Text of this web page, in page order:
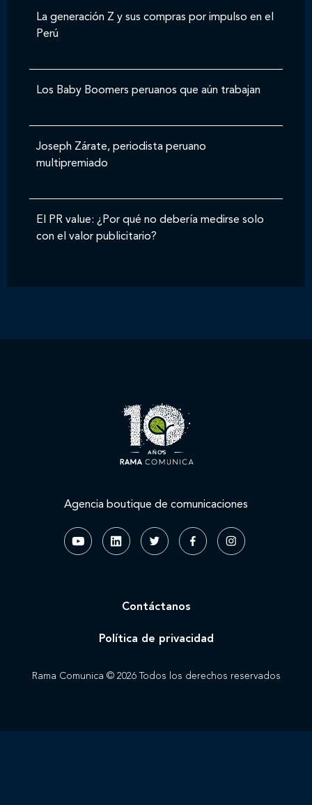
La generación Z y sus compras por impulso en el
Perú
Los Baby Boomers peruanos que aún trabajan
Joseph Zárate, periodista peruano
multipremiado
El PR value: ¿Por qué no debería medirse solo
con el valor publicitario?
Agencia boutique de comunicaciones
Rama Comunica © 2026 Todos los derechos reservados
Contáctanos
Política de privacidad